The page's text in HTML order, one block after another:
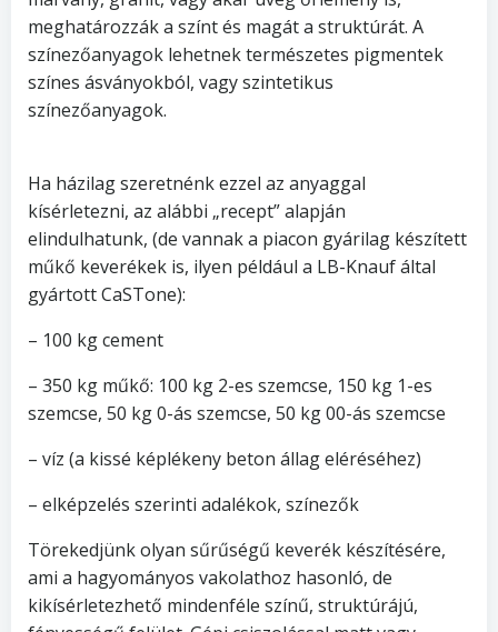
meghatározzák a színt és magát a struktúrát. A
színezőanyagok lehetnek természetes pigmentek
színes ásványokból, vagy szintetikus
színezőanyagok.
Ha házilag szeretnénk ezzel az anyaggal
kísérletezni, az alábbi „recept” alapján
elindulhatunk, (de vannak a piacon gyárilag készített
műkő keverékek is, ilyen például a LB-Knauf által
gyártott CaSTone):
– 100 kg cement
– 350 kg műkő: 100 kg 2-es szemcse, 150 kg 1-es
szemcse, 50 kg 0-ás szemcse, 50 kg 00-ás szemcse
– víz (a kissé képlékeny beton állag eléréséhez)
– elképzelés szerinti adalékok, színezők
Törekedjünk olyan sűrűségű keverék készítésére,
ami a hagyományos vakolathoz hasonló, de
kikísérletezhető mindenféle színű, struktúrájú,